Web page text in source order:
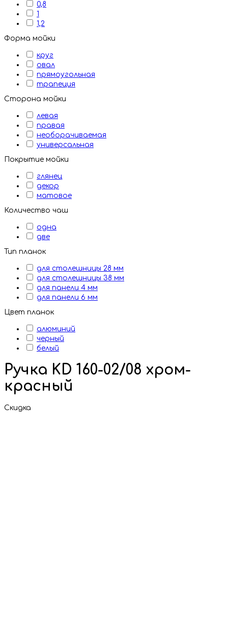
0,8
1
1,2
Форма мойки
круг
овал
прямоугольная
трапеция
Сторона мойки
левая
правая
необорачиваемая
универсальная
Покрытие мойки
глянец
декор
матовое
Количество чаш
одна
две
Тип планок
для столешницы 28 мм
для столешницы 38 мм
для панели 4 мм
для панели 6 мм
Цвет планок
алюминий
черный
белый
Ручка KD 160-02/08 хром-
красный
Скидка